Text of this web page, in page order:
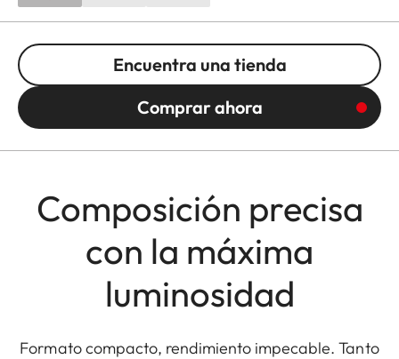
Encuentra una tienda
Comprar ahora
Composición precisa
con la máxima
luminosidad
Formato compacto, rendimiento impecable. Tanto